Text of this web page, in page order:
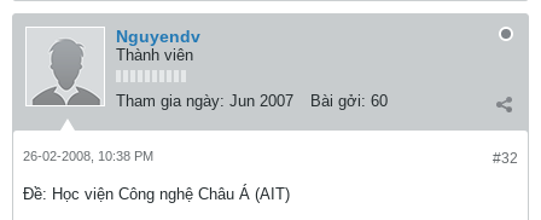
Nguyendv
Thành viên
Tham gia ngày: Jun 2007 Bài gởi: 60
#32
26-02-2008, 10:38 PM
Ðề: Học viện Công nghệ Châu Á (AIT)